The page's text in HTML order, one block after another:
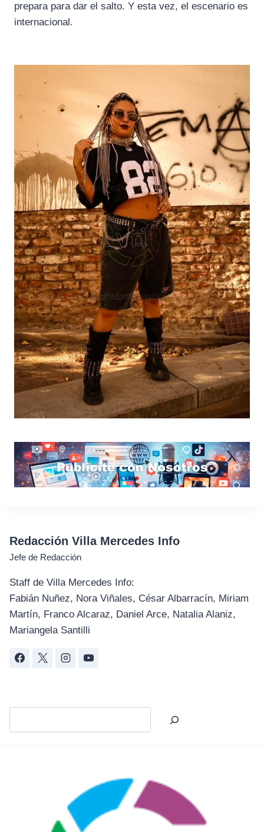
prepara para dar el salto. Y esta vez, el escenario es
internacional.
Redacción Villa Mercedes Info
Jefe de Redacción
Staff de Villa Mercedes Info:
Fabián Nuñez, Nora Viñales, César Albarracín, Miriam
Martín, Franco Alcaraz, Daniel Arce, Natalia Alaniz,
Mariangela Santilli